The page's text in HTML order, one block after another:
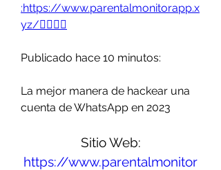
:https://www.parentalmonitorapp.x
yz/👈🏻👈🏻
Publicado hace 10 minutos:
La mejor manera de hackear una
cuenta de WhatsApp en 2023
Sitio Web:
https://www.parentalmonitor